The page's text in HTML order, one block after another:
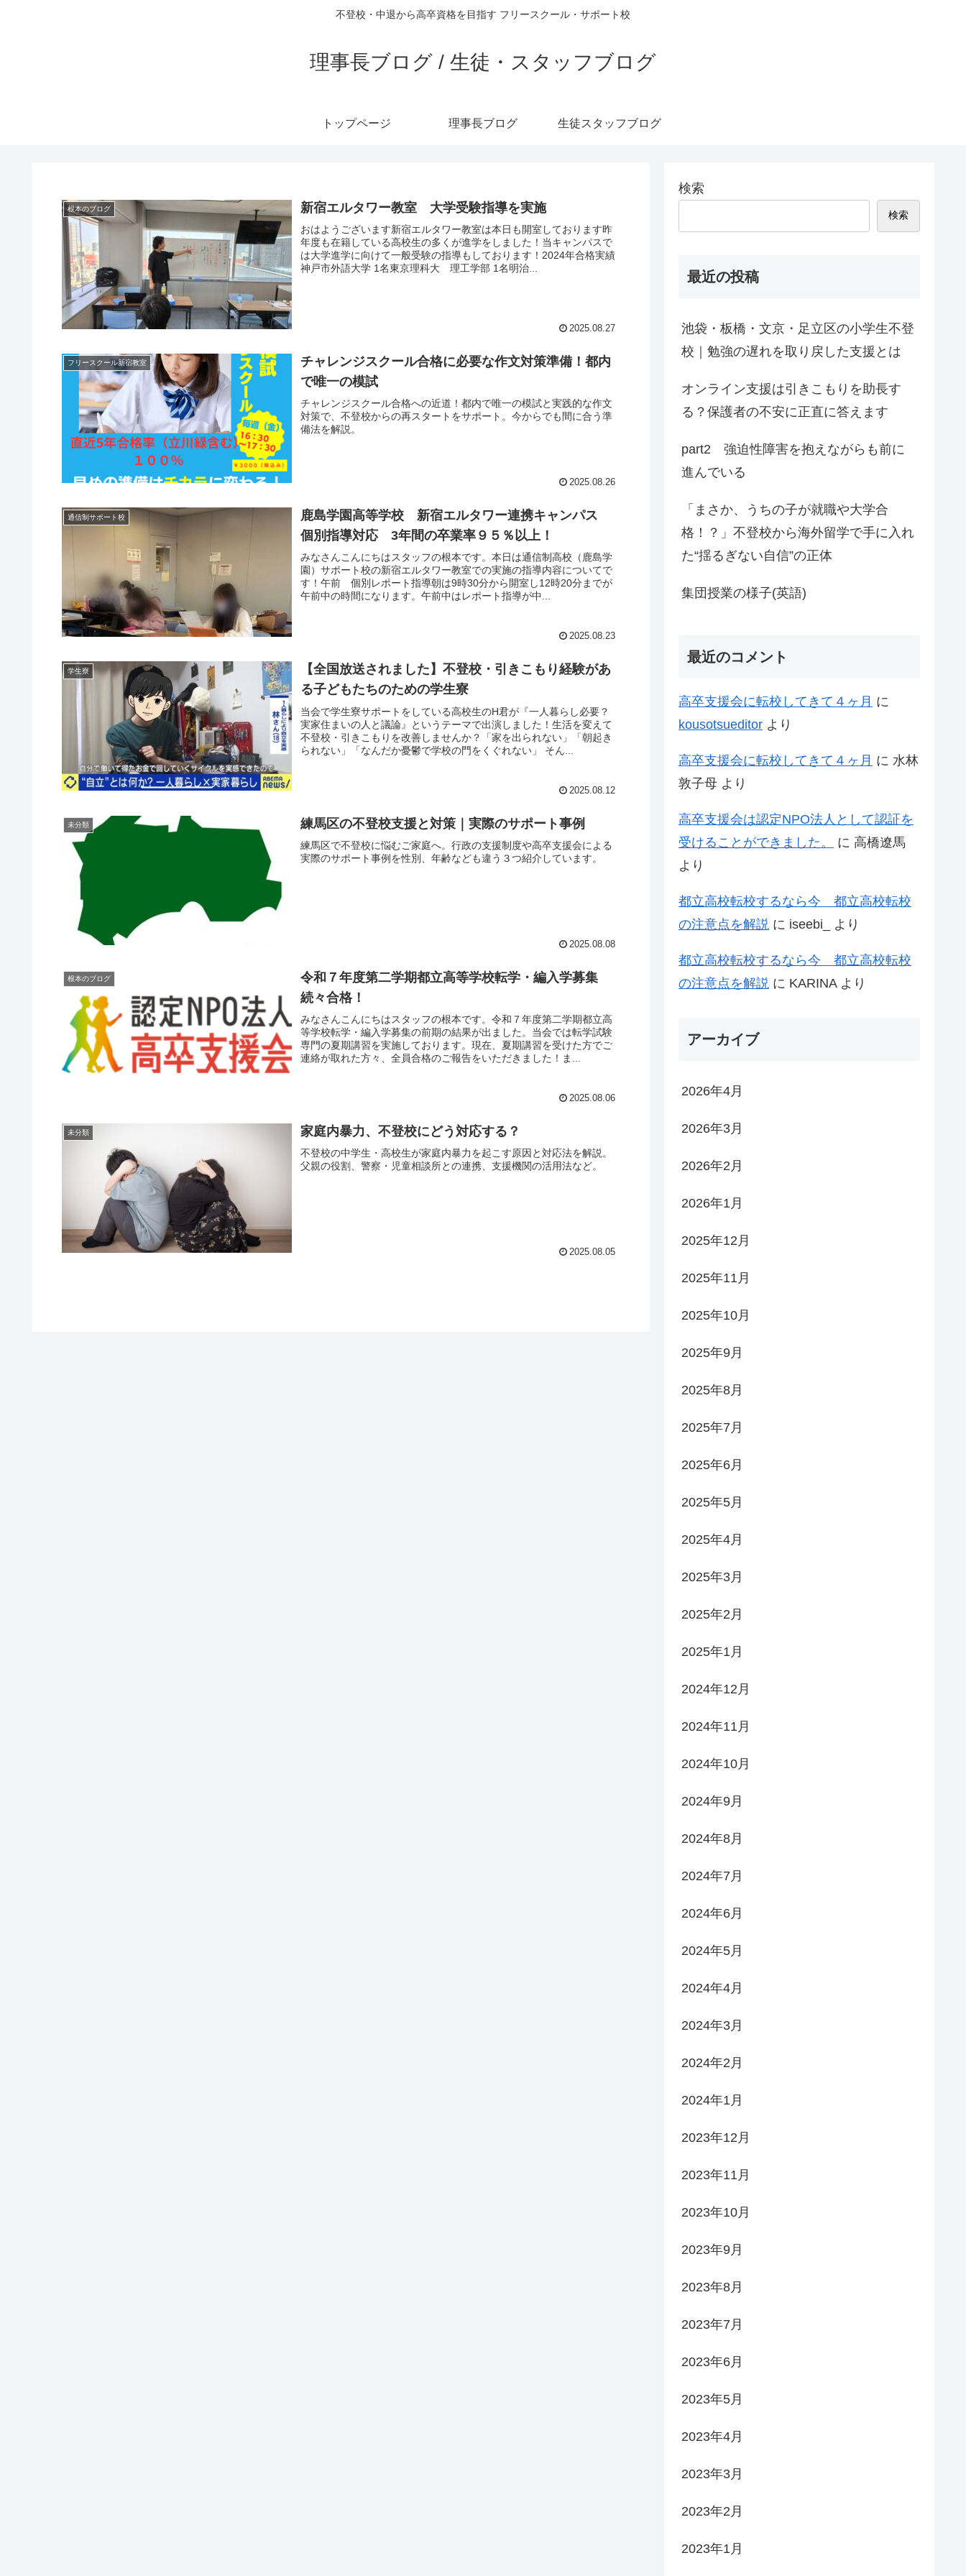
不登校・中退から高卒資格を目指す フリースクール・サポート校
理事長ブログ / 生徒・スタッフブログ
トップページ 理事長ブログ 生徒スタッフブログ
根本のブログ 新宿エルタワー教室 大学受験指導を実施
おはようございます新宿エルタワー教室は本日も開室しております昨
年度も在籍している高校生の多くが進学をしました！当キャンパスで
は大学進学に向けて一般受験の指導もしております！2024年合格実績
神戸市外語大学 1名東京理科大 理工学部 1名明治...
2025.08.27
フリースクール新宿教室
チャレンジスクール合格に必要な作文対策準備！都内
で唯一の模試
チャレンジスクール合格への近道！都内で唯一の模試と実践的な作文
対策で、不登校からの再スタートをサポート。今からでも間に合う準
備法を解説。
2025.08.26
通信制サポート校
鹿島学園高等学校 新宿エルタワー連携キャンパス
個別指導対応 3年間の卒業率９５％以上！
みなさんこんにちはスタッフの根本です。本日は通信制高校（鹿島学
園）サポート校の新宿エルタワー教室での実施の指導内容についてで
す！午前 個別レポート指導朝は9時30分から開室し12時20分までが
午前中の時間になります。午前中はレポート指導が中...
2025.08.23
学生寮
【全国放送されました】不登校・引きこもり経験があ
る子どもたちのための学生寮
当会で学生寮サポートをしている高校生のH君が『一人暮らし必要？
実家住まいの人と議論』というテーマで出演しました！生活を変えて
不登校・引きこもりを改善しませんか？「家を出られない」「朝起き
られない」「なんだか憂鬱で学校の門をくぐれない」 そん...
2025.08.12
未分類 練馬区の不登校支援と対策｜実際のサポート事例
練馬区で不登校に悩むご家庭へ。行政の支援制度や高卒支援会による
実際のサポート事例を性別、年齢なども違う３つ紹介しています。
2025.08.08
根本のブログ
令和７年度第二学期都立高等学校転学・編入学募集
続々合格！
みなさんこんにちはスタッフの根本です。令和７年度第二学期都立高
等学校転学・編入学募集の前期の結果が出ました。当会では転学試験
専門の夏期講習を実施しております。現在、夏期講習を受けた方でご
連絡が取れた方々、全員合格のご報告をいただきました！ま...
2025.08.06
未分類 家庭内暴力、不登校にどう対応する？
不登校の中学生・高校生が家庭内暴力を起こす原因と対応法を解説。
父親の役割、警察・児童相談所との連携、支援機関の活用法など。
2025.08.05
検索
検索
最近の投稿
池袋・板橋・文京・足立区の小学生不登
校｜勉強の遅れを取り戻した支援とは
オンライン支援は引きこもりを助長す
る？保護者の不安に正直に答えます
part2 強迫性障害を抱えながらも前に
進んでいる
「まさか、うちの子が就職や大学合
格！？」不登校から海外留学で手に入れ
た“揺るぎない自信”の正体
集団授業の様子(英語)
最近のコメント
高卒支援会に転校してきて４ヶ月 に
kousotsueditor より
高卒支援会に転校してきて４ヶ月 に 水林
敦子母 より
高卒支援会は認定NPO法人として認証を
受けることができました。
に 高橋遼馬
より
都立高校転校するなら今 都立高校転校
の注意点を解説 に iseebi_ より
都立高校転校するなら今 都立高校転校
の注意点を解説 に KARINAより
アーカイブ
2026年4月
2026年3月
2026年2月
2026年1月
2025年12月
2025年11月
2025年10月
2025年9月
2025年8月
2025年7月
2025年6月
2025年5月
2025年4月
2025年3月
2025年2月
2025年1月
2024年12月
2024年11月
2024年10月
2024年9月
2024年8月
2024年7月
2024年6月
2024年5月
2024年4月
2024年3月
2024年2月
2024年1月
2023年12月
2023年11月
2023年10月
2023年9月
2023年8月
2023年7月
2023年6月
2023年5月
2023年4月
2023年3月
2023年2月
2023年1月